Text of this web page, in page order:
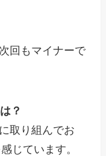
回もマイナーで
？
取り組んでお
じています。